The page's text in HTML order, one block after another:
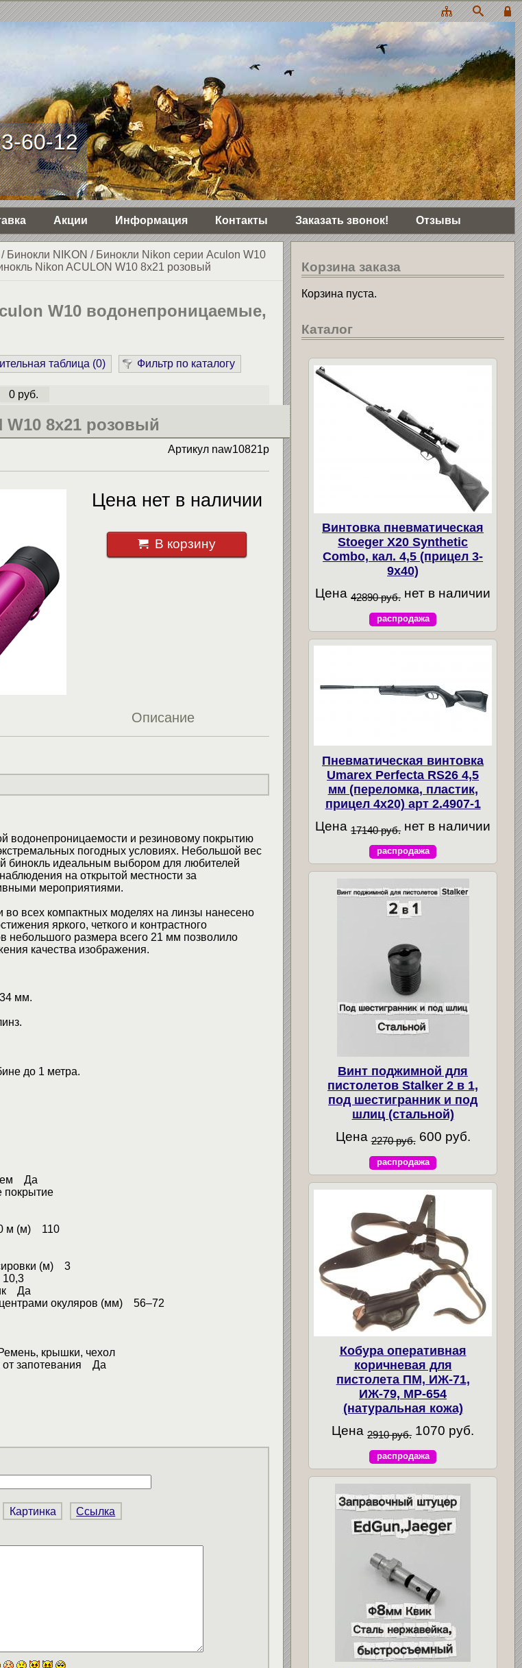
60-12
Акции Информация Контакты Заказать звонок! Отзывы
/ Бинокли NIKON / Бинокли Nikon серии Aculon W10
Nikon ACULON W10 8x21 розовый
W10 водонепроницаемые,
таблица (0) Фильтр по каталогу
0 руб.
W10 8x21 розовый
Артикул naw10821p
Цена нет в наличии
В корзину
Описание
водонепроницаемости и резиновому покрытию
погодных условиях. Небольшой вес
бинокль идеальным выбором для любителей
на открытой местности за
мероприятиями.
во всех компактных моделях на линзы нанесено
яркого, четкого и контрастного
небольшого размера всего 21 мм позволило
качества изображения.
мм.
до 1 метра.
Да
м (м) 110
(м) 3
Да
окуляров (мм) 56–72
крышки, чехол
от запотевания Да
Картинка Ссылка
Корзина заказа
Корзина пуста.
Каталог
Винтовка пневматическая
Stoeger X20 Synthetic
Combo, кал. 4,5 (прицел 3-
9х40)
Цена 42890 руб. нет в наличии
распродажа
Пневматическая винтовка
Umarex Perfecta RS26 4,5
мм (переломка, пластик,
прицел 4x20) арт 2.4907-1
Цена 17140 руб. нет в наличии
распродажа
Винт поджимной для
пистолетов Stalker 2 в 1,
под шестигранник и под
шлиц (стальной)
Цена 2270 руб. 600 руб.
распродажа
Кобура оперативная
коричневая для
пистолета ПМ, ИЖ-71,
ИЖ-79, МР-654
(натуральная кожа)
Цена 2910 руб. 1070 руб.
распродажа